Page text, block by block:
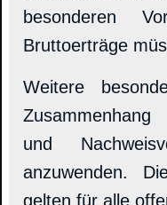
besonderen
Bruttoerträge
Weitere
und
anzuwenden.
gelten für alle